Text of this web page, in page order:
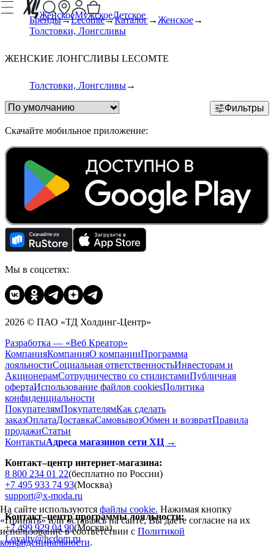
ЖенскоеМужскоеДетское
Бренды Lecomte Каталог
Женское
Толстовки, Лонгсливы
ЖЕНСКИЕ ЛОНГСЛИВЫ LECOMTE
Толстовки, Лонгсливы
Фильтры
Скачайте мобильное приложение:
Мы в соцсетях:
2026 © ПАО «ТД Холдинг-Центр»
Разработка — «Веб Креатор»
КомпанияКомпанияО компанииПрограмма
лояльностиСоциальная ответственностьИнвесторам и
АкционерамСотрудничество со стилистамиПубличная
офертаИспользование файлов cookiesПолитика
конфиденциальности
ПокупателямПокупателямКак сделать
заказОплатаДоставкаCамовывозОбмен и возвратПравила
продажиСтатьи
КонтактыАдреса магазинов сети ХЦ →
Контакт–центр интернет-магазина:
8 800 234 01 22(бесплатно по России)
+7 495 933 74 93(Москва)
support@x-moda.ru
Контакт–центр программы лояльности:
+7 499 929 04 90(Москва)
Loyalty@hcdom.ru
На сайте используются файлы cookie. Нажимая кнопку
«Принять» или оставаясь на сайте, Вы даете согласие на их
использование в соответствии с Политикой
конфиденциальности.